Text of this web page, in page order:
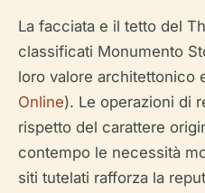
La facciata e il tetto del
classificati Monumento
loro valore architettonico
Online). Le operazioni di
rispetto del carattere
contempo le necessità
siti tutelati rafforza la